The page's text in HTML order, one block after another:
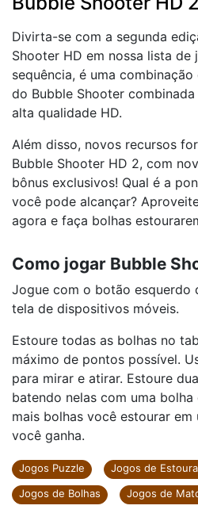
Divirta-se com a segunda
Shooter HD em nossa lista de
sequência, é uma
do Bubble Shooter
alta qualidade HD.
Além disso, novos recursos
Bubble Shooter HD 2, com
bônus exclusivos! Qual é a
você pode alcançar?
agora e faça bolhas
Como jogar Bubble
Jogue com o botão esquerdo
tela de dispositivos móveis.
Estoure todas as bolhas no
máximo de pontos possível.
para mirar e atirar. Estoure
batendo nelas com uma bolha
mais bolhas você estourar
você ganha.
Jogos Puzzle
Jogos de
Jogos de Bolhas
Jogos de